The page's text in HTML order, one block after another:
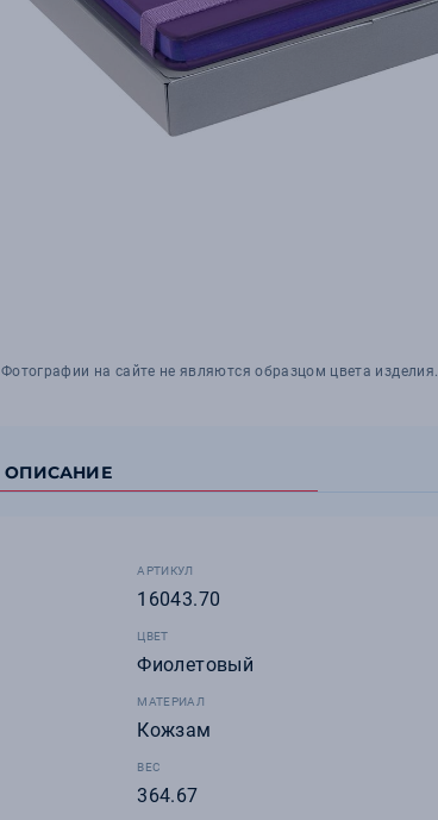
Фотографии на сайте не являются образцом цвета изделия.
ОПИСАНИЕ
АРТИКУЛ
16043.70
ЦВЕТ
Фиолетовый
МАТЕРИАЛ
Кожзам
ВЕС
364.67